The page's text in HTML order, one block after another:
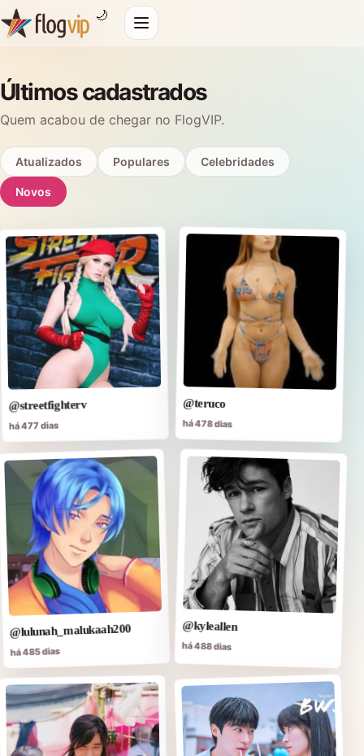
🌙
Últimos cadastrados
Quem acabou de chegar no FlogVIP.
Atualizados Populares Celebridades
Novos
@streetfighterv
há 477 dias
@teruco
há 478 dias
@lulunah_malukaah200
há 485 dias
@kyleallen
há 488 dias